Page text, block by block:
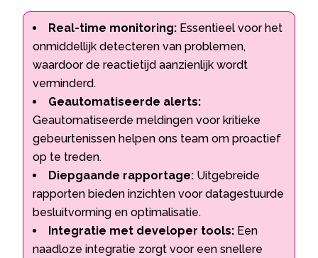
Real-time monitoring: Essentieel voor het
onmiddellijk detecteren van problemen,
waardoor de reactietijd aanzienlijk wordt
verminderd.
Geautomatiseerde alerts:
Geautomatiseerde meldingen voor kritieke
gebeurtenissen helpen ons team om proactief
op te treden.
Diepgaande rapportage: Uitgebreide
rapporten bieden inzichten voor datagestuurde
besluitvorming en optimalisatie.
Integratie met developer tools: Een
naadloze integratie zorgt voor een snellere